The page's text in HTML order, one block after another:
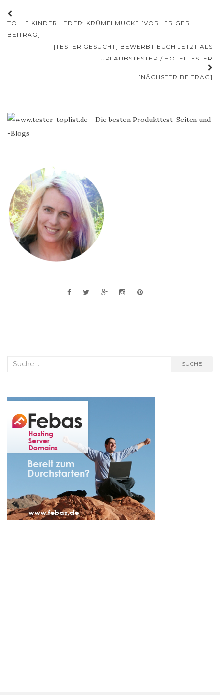
Beitrags-
Navigation
TOLLE KINDERLIEDER: KRÜMELMUCKE [VORHERIGER
BEITRAG]
[TESTER GESUCHT] BEWERBT EUCH JETZT ALS
URLAUBSTESTER / HOTELTESTER
[NÄCHSTER BEITRAG]
Suche
SUCHE